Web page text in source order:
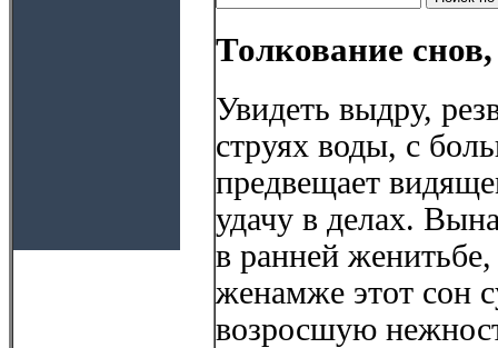
Толкование
Увидеть выдру,
струях воды, с
предвещает
удачу в делах.
в ранней
женамже этот сон
возросшую